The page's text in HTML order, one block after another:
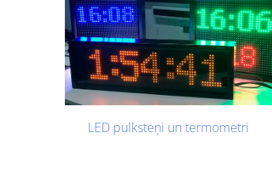
LED pulksteņi un termometri